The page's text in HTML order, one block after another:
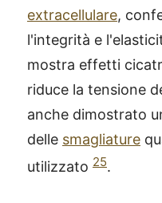
extracellulare,
l'integrità e
mostra effetti
riduce la tensione
anche dimostrato
delle smagliature
utilizzato 25.